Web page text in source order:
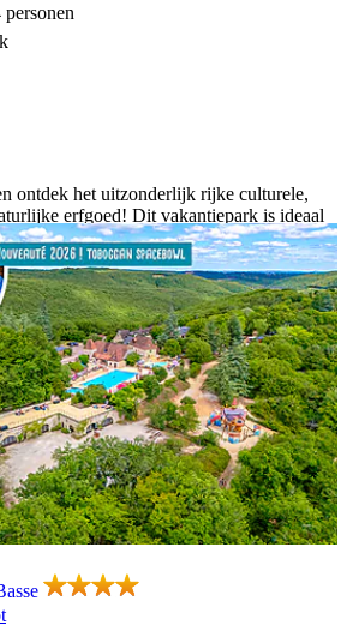
ontdek het uitzonderlijk rijke culturele,
erfgoed! Dit vakantiepark is ideaal
vakantie vol zwemplezier voor de hele
Vakantiepark Midi-Pyreneeën